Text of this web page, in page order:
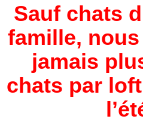
Sauf chats
famille,
jamais
chats par